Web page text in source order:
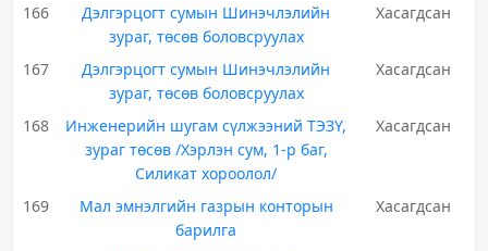
166
Дэлгэрцогт сумын Шинэчлэлийн
зураг, төсөв боловсруулах
Хасагдсан
167
Дэлгэрцогт сумын Шинэчлэлийн
зураг, төсөв боловсруулах
Хасагдсан
168
Инженерийн шугам сүлжээний ТЭЗҮ,
зураг төсөв /Хэрлэн сум, 1-р баг,
Силикат хороолол/
Хасагдсан
169
Мал эмнэлгийн газрын конторын
барилга
Хасагдсан